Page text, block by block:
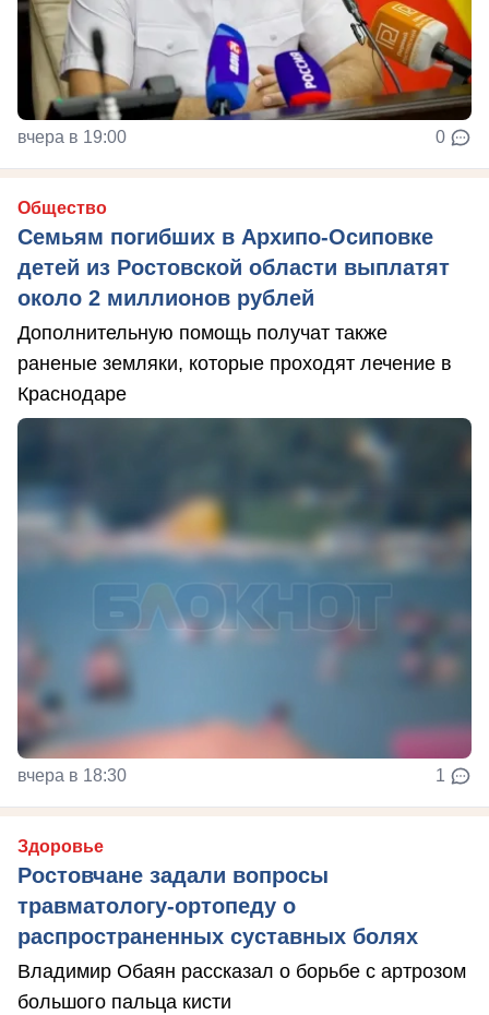
вчера в 19:00 0
Общество
Семьям погибших в Архипо-Осиповке
детей из Ростовской области выплатят
около 2 миллионов рублей
Дополнительную помощь получат также
раненые земляки, которые проходят лечение в
Краснодаре
вчера в 18:30 1
Здоровье
Ростовчане задали вопросы
травматологу-ортопеду о
распространенных суставных болях
Владимир Обаян рассказал о борьбе с артрозом
большого пальца кисти